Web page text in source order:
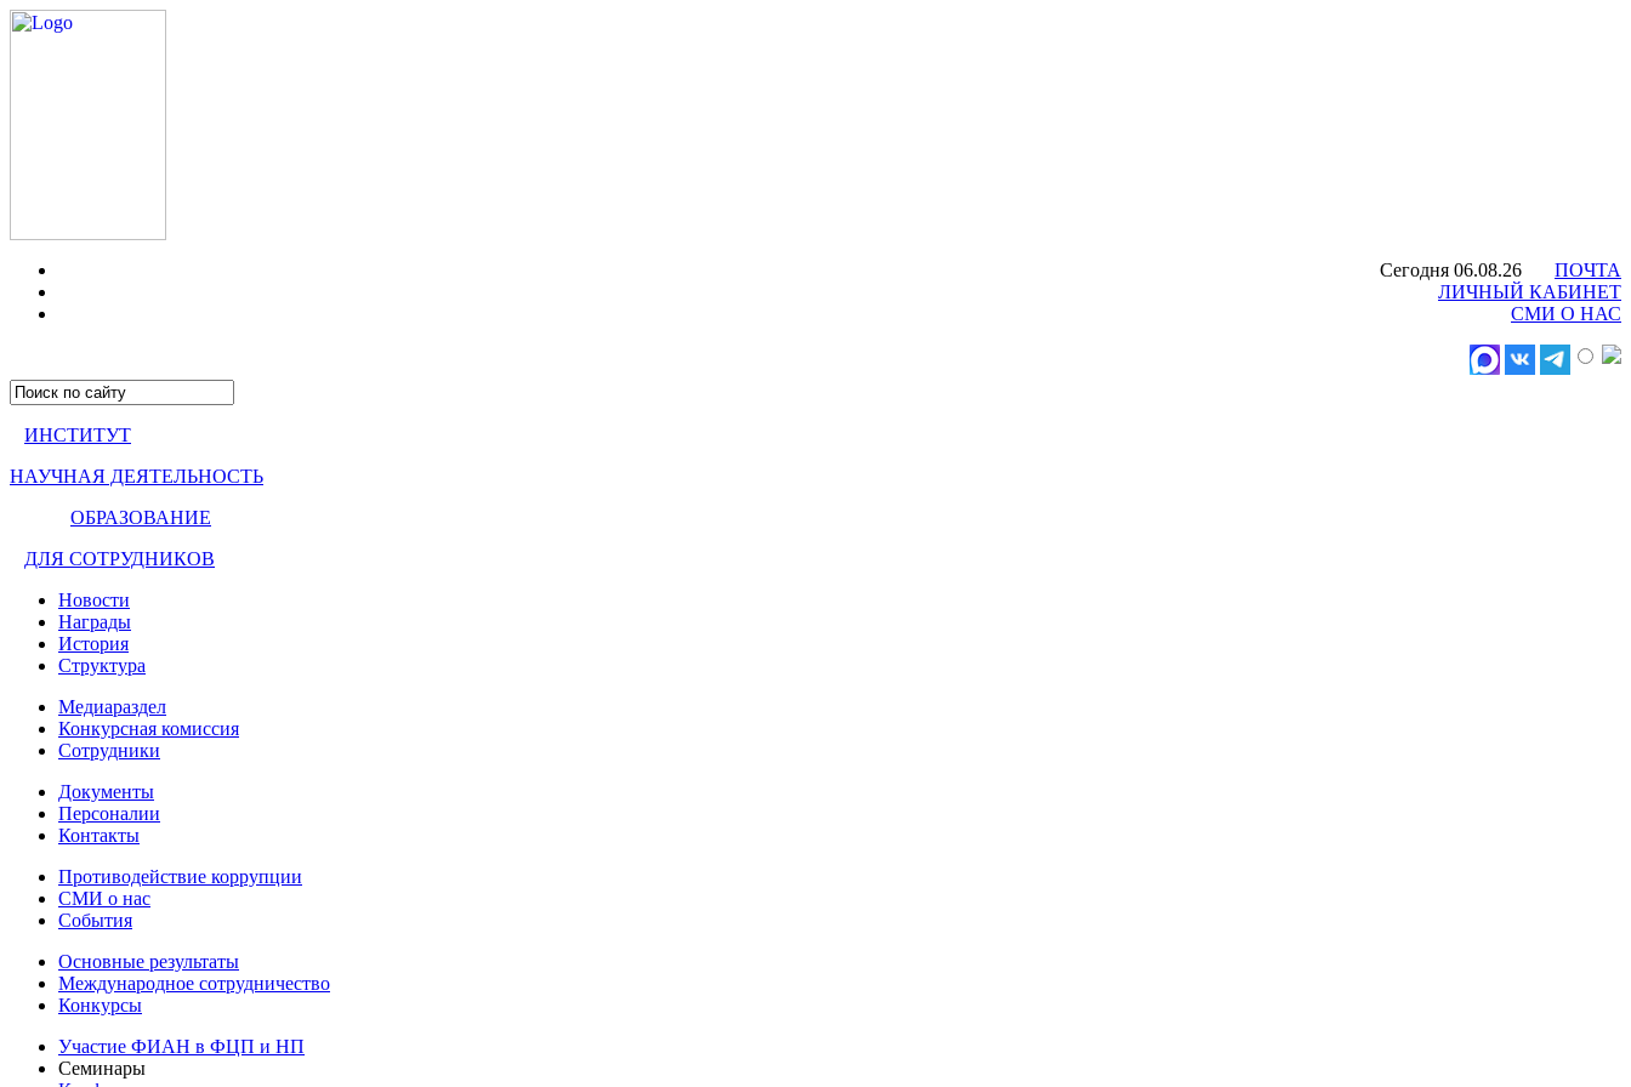
Сегодня 06.08.26
ПОЧТА
ЛИЧНЫЙ КАБИНЕТ
СМИ О НАС
ИНСТИТУТ
НАУЧНАЯ ДЕЯТЕЛЬНОСТЬ
ОБРАЗОВАНИЕ
ДЛЯ СОТРУДНИКОВ
Новости
Награды
История
Структура
Медиараздел
Конкурсная комиссия
Сотрудники
Документы
Персоналии
Контакты
Противодействие коррупции
СМИ о нас
События
Основные результаты
Международное сотрудничество
Конкурсы
Участие ФИАН в ФЦП и НП
Семинары